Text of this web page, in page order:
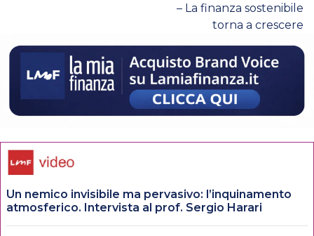
– La finanza sostenibile
torna a crescere
Un nemico invisibile ma pervasivo: l’inquinamento
atmosferico. Intervista al prof. Sergio Harari